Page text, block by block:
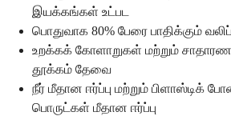
இயக்கங்கள் உட்பட
பொதுவாக 80% பேரை பாதிக்கும்
உறக்கக் கோளாறுகள் மற்றும்
தூக்கம் தேவை
நீர் மீதான ஈர்ப்பு மற்றும் பிளாஸ்டிக்
பொருட்கள் மீதான ஈர்ப்பு